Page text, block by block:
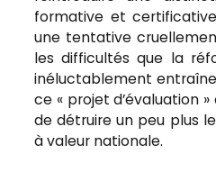
formative et
une tentative
les difficultés que la
inéluctablement
ce « projet d’évaluation
de détruire un peu plus
à valeur nationale.